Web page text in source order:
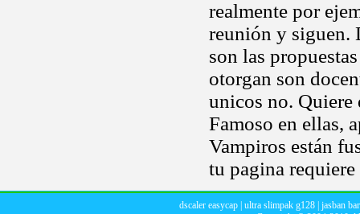
realmente por
reunión y siguen.
son las
otorgan son
unicos no. Quiere
Famoso en ellas,
Vampiros están
tu pagina
dscaler easycap ultra slimpak g128 jasban